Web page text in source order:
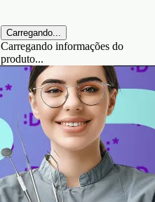
Carregando...
Carregando informações do
produto...